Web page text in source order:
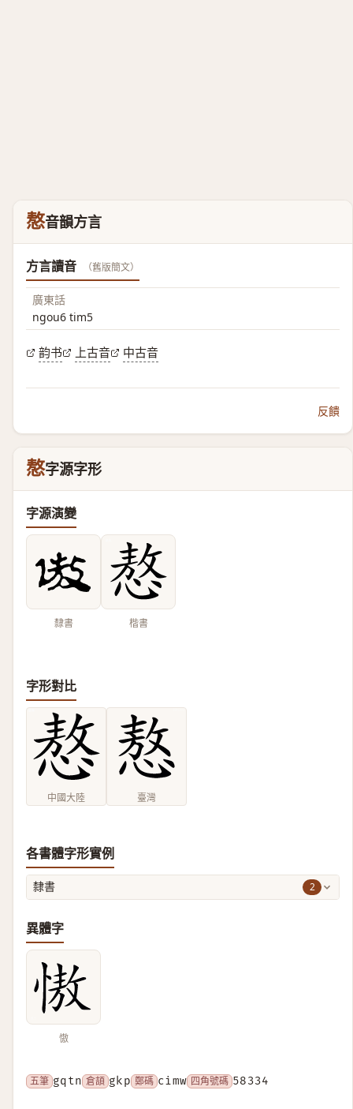
㥿音韻方言
方言讀音 （舊版簡文）
廣東話
ngou6 tim5
韵书 上古音 中古音
反饋
㥿字源字形
字源演變
隸書 楷書
字形對比
中國大陸 臺灣
各書體字形實例
隸書 2
異體字
慠
五筆 gqtn 倉頡 gkp 鄭碼 cimw 四角號碼 58334